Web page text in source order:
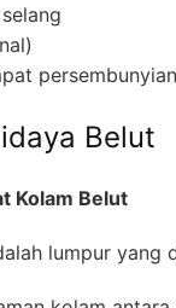
Belut
Kolam Belut
lumpur yang